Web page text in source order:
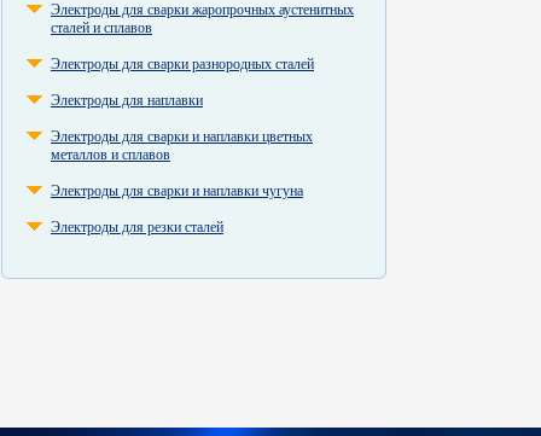
Электроды для сварки жаропрочных аустенитных
сталей и сплавов
Электроды для сварки разнородных сталей
Электроды для наплавки
Электроды для сварки и наплавки цветных
металлов и сплавов
Электроды для сварки и наплавки чугуна
Электроды для резки сталей